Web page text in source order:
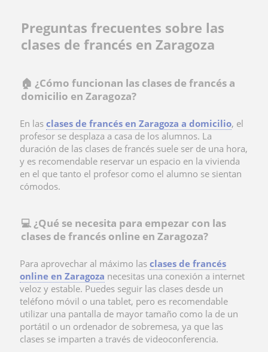
Preguntas frecuentes sobre las
clases de francés en Zaragoza
🏠 ¿Cómo funcionan las clases de francés a
domicilio en Zaragoza?
En las clases de francés en Zaragoza a domicilio, el
profesor se desplaza a casa de los alumnos. La
duración de las clases de francés suele ser de una hora,
y es recomendable reservar un espacio en la vivienda
en el que tanto el profesor como el alumno se sientan
cómodos.
💻 ¿Qué se necesita para empezar con las
clases de francés online en Zaragoza?
Para aprovechar al máximo las clases de francés
online en Zaragoza necesitas una conexión a internet
veloz y estable. Puedes seguir las clases desde un
teléfono móvil o una tablet, pero es recomendable
utilizar una pantalla de mayor tamaño como la de un
portátil o un ordenador de sobremesa, ya que las
clases se imparten a través de videoconferencia.